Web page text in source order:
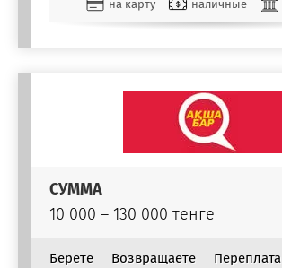
на карту наличные
СУММА
10 000 – 130 000 тенге
Берете
Возвращаете
Переплата